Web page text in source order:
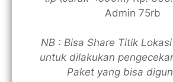
Admin 75rb
NB : Bisa Share Titik
untuk dilakukan
Paket yang bisa